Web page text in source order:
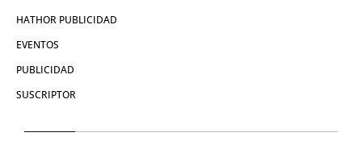
HATHOR PUBLICIDAD
EVENTOS
PUBLICIDAD
SUSCRIPTOR